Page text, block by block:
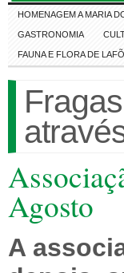
HOMENAGEM A MARIA
GASTRONOMIA
FAUNA E FLORA DE
Agosto
A